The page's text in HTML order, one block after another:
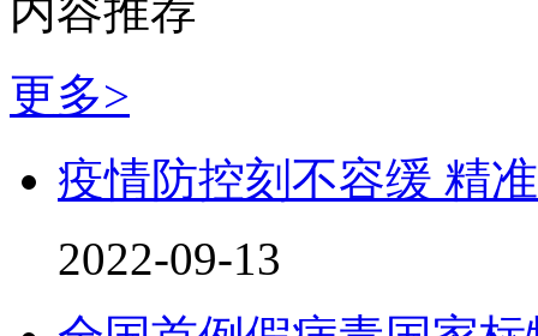
内容推荐
更多>
疫情防控刻不容缓 精
2022-09-13